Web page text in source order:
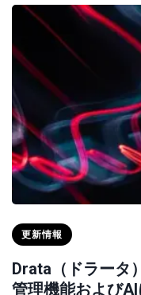
更新情報
Drata（ドラータ
管理機能および